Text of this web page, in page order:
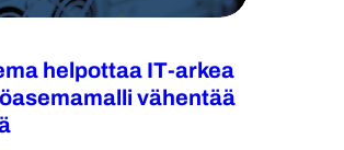
helpottaa IT-arkea
vähentää